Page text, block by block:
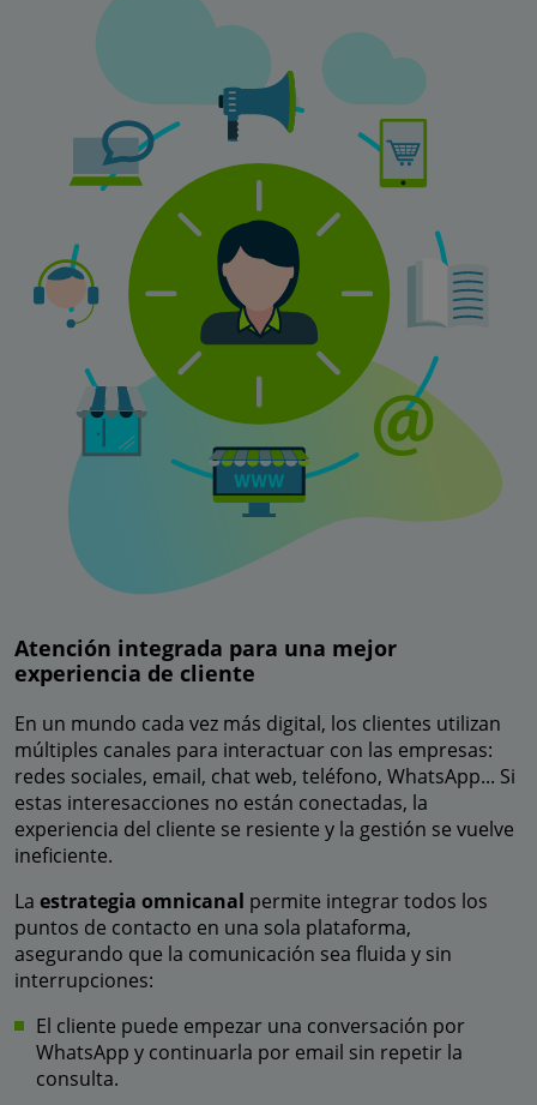
Atención integrada para una mejor
experiencia de cliente
En un mundo cada vez más digital, los clientes utilizan
múltiples canales para interactuar con las empresas:
redes sociales, email, chat web, teléfono, WhatsApp... Si
estas interesacciones no están conectadas, la
experiencia del cliente se resiente y la gestión se vuelve
ineficiente.
La estrategia omnicanal permite integrar todos los
puntos de contacto en una sola plataforma,
asegurando que la comunicación sea fluida y sin
interrupciones:
El cliente puede empezar una conversación por
WhatsApp y continuarla por email sin repetir la
consulta.